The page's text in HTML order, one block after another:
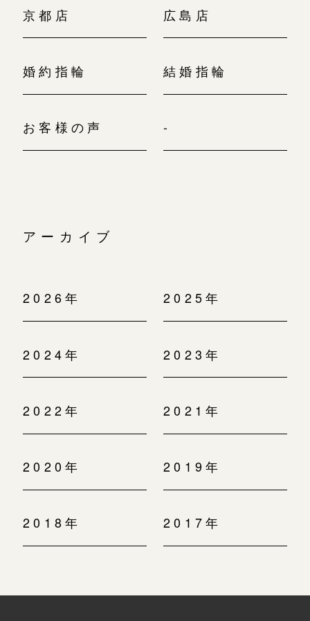
京都店 広島店
婚約指輪 結婚指輪
お客様の声 -
アーカイブ
2026年 2025年
2024年 2023年
2022年 2021年
2020年 2019年
2018年 2017年